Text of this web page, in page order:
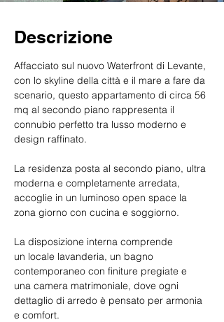
Descrizione
Affacciato sul nuovo Waterfront di Levante,
con lo skyline della città e il mare a fare da
scenario, questo appartamento di circa 56
mq al secondo piano rappresenta il
connubio perfetto tra lusso moderno e
design raffinato.
La residenza posta al secondo piano, ultra
moderna e completamente arredata,
accoglie in un luminoso open space la
zona giorno con cucina e soggiorno.
La disposizione interna comprende
un locale lavanderia, un bagno
contemporaneo con finiture pregiate e
una camera matrimoniale, dove ogni
dettaglio di arredo è pensato per armonia
e comfort.